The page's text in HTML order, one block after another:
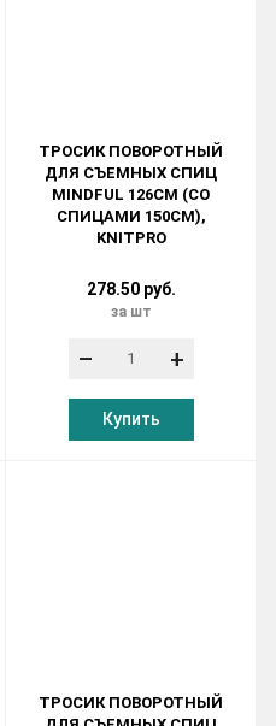
ТРОСИК ПОВОРОТНЫЙ
ДЛЯ СЪЕМНЫХ СПИЦ
MINDFUL 126СМ (СО
СПИЦАМИ 150СМ),
KNITPRO
278.50 руб.
за шт
– +
Купить
ТРОСИК ПОВОРОТНЫЙ